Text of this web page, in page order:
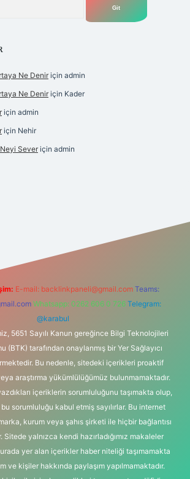
Ne Denir için admin
Ne Denir için Kader
için admin
için Nehir
Sever için admin
elexbetgiris.org
E-mail: backlinkpaneli@gmail.com Teams:
Whatsapp: 0262 606 0 726 Telegram:
@karabul
5651 Sayılı Kanun gereğince Bilgi Teknolojileri
(BTK) tarafından onaylanmış bir Yer Sağlayıcı
Bu nedenle, sitedeki içerikleri proaktif
araştırma yükümlülüğümüz bulunmamaktadır.
içeriklerin sorumluluğunu taşımakta olup,
sorumluluğu kabul etmiş sayılırlar. Bu internet
kurum veya şahıs şirketi ile hiçbir bağlantısı
Sitede yalnızca kendi hazırladığımız makaleler
yer alan içerikler haber niteliği taşımamakta
ve kişiler hakkında paylaşım yapılmamaktadır.